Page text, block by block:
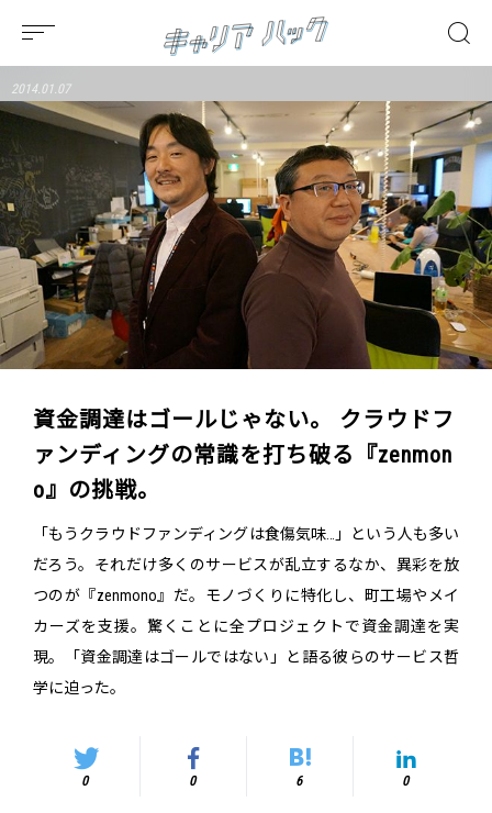
2014.01.07
資金調達はゴールじゃない。 クラウドフ
ァンディングの常識を打ち破る『zenmon
o』の挑戦。
「もうクラウドファンディングは食傷気味…」という人も多い
だろう。それだけ多くのサービスが乱立するなか、異彩を放
つのが『zenmono』だ。モノづくりに特化し、町工場やメイ
カーズを支援。驚くことに全プロジェクトで資金調達を実
現。「資金調達はゴールではない」と語る彼らのサービス哲
学に迫った。
0 0 6 0